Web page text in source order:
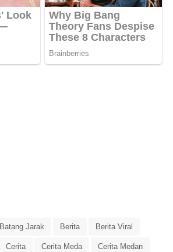
Batang Jarak Berita Berita Viral
Cerita Cerita Meda Cerita Medan